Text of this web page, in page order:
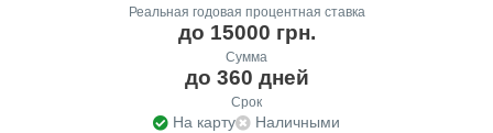
Реальная годовая процентная ставка
до 15000 грн.
Сумма
до 360 дней
Срок
На карту
Наличными